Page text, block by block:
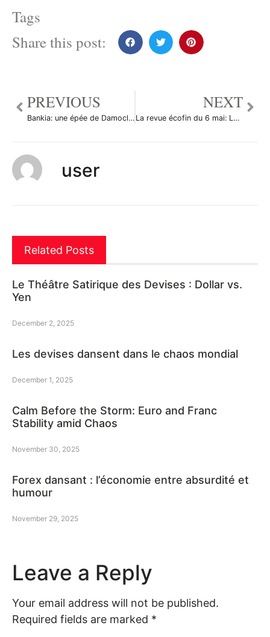
Tags
Share this post:
PREVIOUS
Bankia: une épée de Damoclès sur le système bancaire espagnol et européen
NEXT
La revue écofin du 6 mai: Le Forex attentiste avant la décision de la BCE
user
Related Posts
Le Théâtre Satirique des Devises : Dollar vs.
Yen
December 2, 2025
Les devises dansent dans le chaos mondial
December 1, 2025
Calm Before the Storm: Euro and Franc
Stability amid Chaos
November 30, 2025
Forex dansant : l’économie entre absurdité et
humour
November 29, 2025
Leave a Reply
Your email address will not be published.
Required fields are marked *